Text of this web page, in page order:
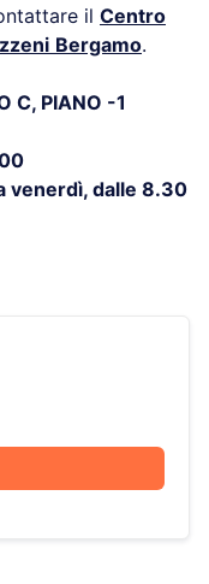
il Centro
Bergamo.
C, PIANO -1
venerdì, dalle 8.30